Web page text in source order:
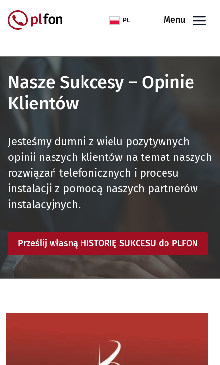
PL Menu
Nasze Sukcesy – Opinie
Klientów
Jesteśmy dumni z wielu pozytywnych
opinii naszych klientów na temat naszych
rozwiązań telefonicznych i procesu
instalacji z pomocą naszych partnerów
instalacyjnych.
Prześlij własną HISTORIĘ SUKCESU do PLFON